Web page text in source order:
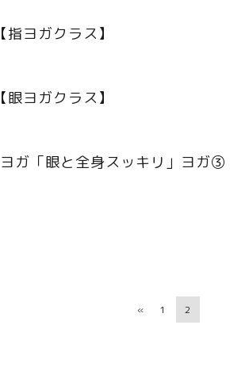
ヨガクラス】
ヨガクラス】
ガ「眼と全身スッキリ」ヨガ③
« 1 2